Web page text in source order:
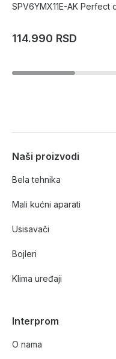
SPV6YMX11E-AK Perfect
114.990 RSD
Naši proizvodi
Bela tehnika
Mali kućni aparati
Usisavači
Bojleri
Klima uređaji
Interprom
O nama